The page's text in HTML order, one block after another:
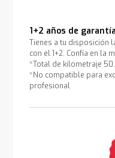
1+2 años de garantía
Tienes a tu disposición
con el 1+2. Confía en la
*Total de kilometraje
*No compatible para
profesional